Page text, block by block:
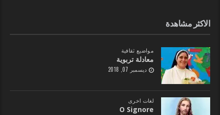
الاكثر مشاهدة
مواضيع ثقافية
معادلة تربوية
ديسمبر 07, 2018
لغات اخرى
O Signore